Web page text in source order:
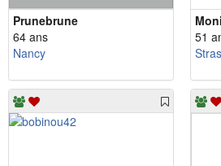
Prunebrune
64 ans
Nancy
51